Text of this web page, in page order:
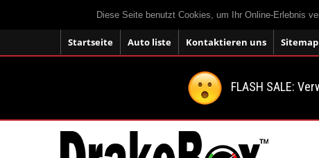
Diese Seite benutzt Cookies, um Ihr Online-Erlebnis
Startseite Auto liste Kontaktieren uns Sitemap
FLASH SALE: